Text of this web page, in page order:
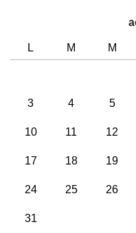
L M M
3 4 5
10 11 12
17 18 19
24 25 26
31